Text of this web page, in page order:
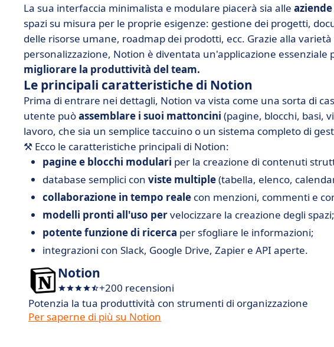
La sua interfaccia minimalista e modulare piacerà sia alle
spazi su misura per le proprie esigenze: gestione dei progetti,
delle risorse umane, roadmap dei prodotti, ecc. Grazie alla
personalizzazione, Notion è diventata un'applicazione essenziale
migliorare la produttività del team.
Le principali caratteristiche di Notion
Prima di entrare nei dettagli, Notion va vista come una sorta di
utente puòassemblare i suoi mattoncini (pagine, blocchi, basi,
lavoro, che sia un semplice taccuino o un sistema completo di
⚒️ Ecco le caratteristiche principali di Notion:
pagine e blocchi modulari per la creazione di contenuti
database semplici con viste multiple(tabella, elenco,
collaborazione in tempo reale con menzioni, commenti e
modelli pronti all'uso pervelocizzare la creazione degli spazi;
potente funzione di ricerca per sfogliare le informazioni;
integrazioni con Slack, Google Drive, Zapier e API aperte.
Notion
+200 recensioni
Potenzia la tua produttività con strumenti di organizzazione
Per saperne di più su Notion